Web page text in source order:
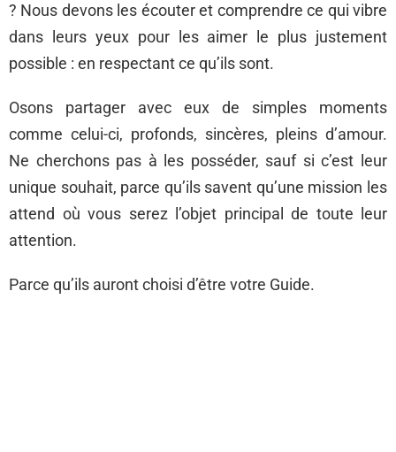
? Nous devons les écouter et comprendre ce qui vibre
dans leurs yeux pour les aimer le plus justement
possible : en respectant ce qu’ils sont.
Osons partager avec eux de simples moments
comme celui-ci, profonds, sincères, pleins d’amour.
Ne cherchons pas à les posséder, sauf si c’est leur
unique souhait, parce qu’ils savent qu’une mission les
attend où vous serez l’objet principal de toute leur
attention.
Parce qu’ils auront choisi d’être votre Guide.